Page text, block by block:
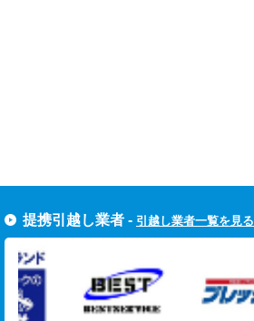
提携引越し業者 - 引越し業者一覧を見る